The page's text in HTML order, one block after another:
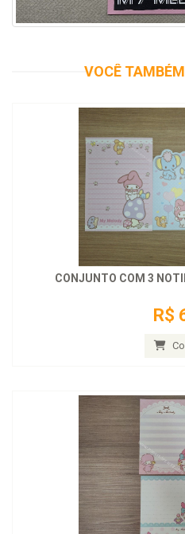
VOCÊ
CONJUNTO COM 3
R$